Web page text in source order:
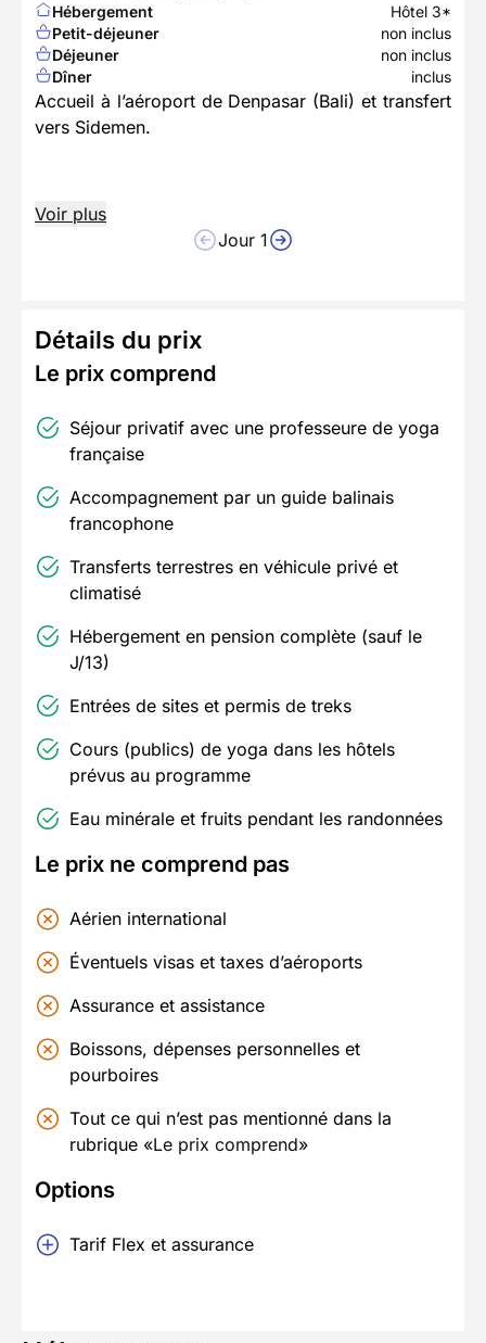
Hébergement
Hôtel 3*
Petit-déjeuner
non inclus
Déjeuner
non inclus
Dîner
inclus
Accueil à l’aéroport de Denpasar (Bali) et transfert
vers Sidemen.
Voir plus
Jour 1
Détails du prix
Le prix comprend
Séjour privatif avec une professeure de yoga
française
Accompagnement par un guide balinais
francophone
Transferts terrestres en véhicule privé et
climatisé
Hébergement en pension complète (sauf le
J/13)
Entrées de sites et permis de treks
Cours (publics) de yoga dans les hôtels
prévus au programme
Eau minérale et fruits pendant les randonnées
Le prix ne comprend pas
Aérien international
Éventuels visas et taxes d’aéroports
Assurance et assistance
Boissons, dépenses personnelles et
pourboires
Tout ce qui n’est pas mentionné dans la
rubrique «Le prix comprend»
Options
Tarif Flex et assurance